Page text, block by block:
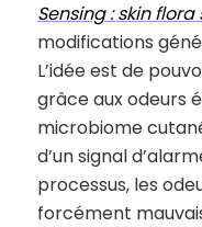
Sensing : skin
modifications
L’idée est de
grâce aux odeurs
microbiome
d’un signal
processus, les
forcément